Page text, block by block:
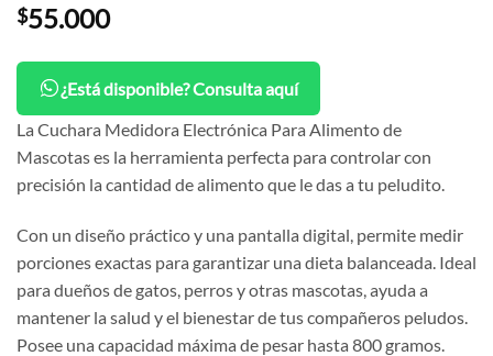
$55.000
¿Está disponible? Consulta aquí
La Cuchara Medidora Electrónica Para Alimento de
Mascotas es la herramienta perfecta para controlar con
precisión la cantidad de alimento que le das a tu peludito.
Con un diseño práctico y una pantalla digital, permite medir
porciones exactas para garantizar una dieta balanceada. Ideal
para dueños de gatos, perros y otras mascotas, ayuda a
mantener la salud y el bienestar de tus compañeros peludos.
Posee una capacidad máxima de pesar hasta 800 gramos.